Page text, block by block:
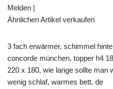
Melden |
Ähnlichen Artikel verkaufen
3 fach erwärmer, schimmel
concorde münchen, topper h4
220 x 180, wie lange sollte man
wenig schlaf, warmes bett. de